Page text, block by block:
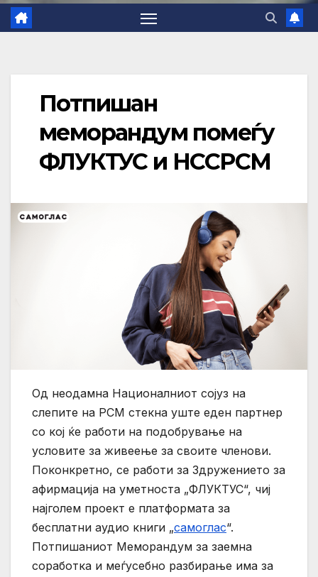
Потпишан
меморандум помеѓу
ФЛУКТУС и НССРСМ
Од неодамна Националниот сојуз на
слепите на РСМ стекна уште еден партнер
со кој ќе работи на подобрување на
условите за живеење за своите членови.
Поконкретно, се работи за Здружението за
афирмација на уметноста „ФЛУКТУС“, чиј
најголем проект е платформата за
бесплатни аудио книги „самоглас“.
Потпишаниот Меморандум за заемна
соработка и меѓусебно разбирање има за